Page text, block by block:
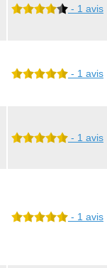
- 1 avis
- 1 avis
- 1 avis
- 1 avis